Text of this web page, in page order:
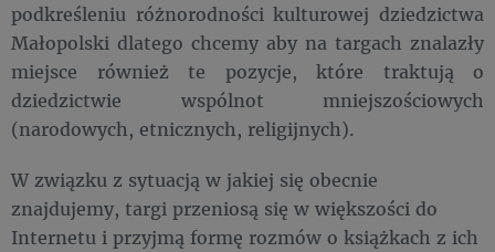
podkreśleniu różnorodności kulturowej dziedzictwa
Małopolski dlatego chcemy aby na targach znalazły
miejsce również te pozycje, które traktują o
dziedzictwie wspólnot mniejszościowych
(narodowych, etnicznych, religijnych).
W związku z sytuacją w jakiej się obecnie
znajdujemy, targi przeniosą się w większości do
Internetu i przyjmą formę rozmów o książkach z ich